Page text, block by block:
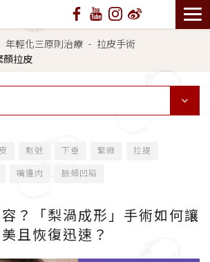
年輕化三原則治療
拉皮手術
顏拉皮
鬆弛 下垂 緊緻 拉提
嘴邊肉 臉頰凹陷
？「梨渦成形」手術如何讓
且恢復迅速？